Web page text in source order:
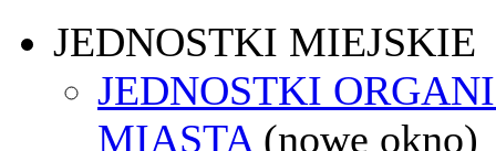
JEDNOSTKI MIEJSKIE
JEDNOSTKI
MIASTA (nowe okno)